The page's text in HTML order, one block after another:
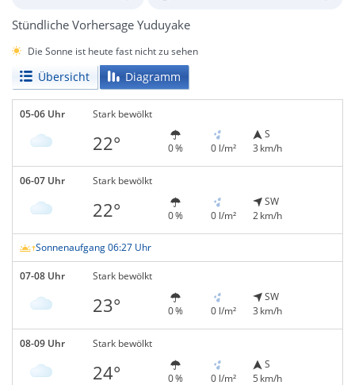
Stündliche Vorhersage Yuduyake
Die Sonne ist heute fast nicht zu sehen
Übersicht Diagramm
05-06 Uhr Stark bewölkt
22° 0 % 0 l/m²
S
3 km/h
06-07 Uhr Stark bewölkt
22° 0 % 0 l/m²
SW
2 km/h
Sonnenaufgang 06:27 Uhr
07-08 Uhr Stark bewölkt
23° 0 % 0 l/m²
SW
3 km/h
08-09 Uhr Stark bewölkt
24° 0 % 0 l/m²
S
5 km/h